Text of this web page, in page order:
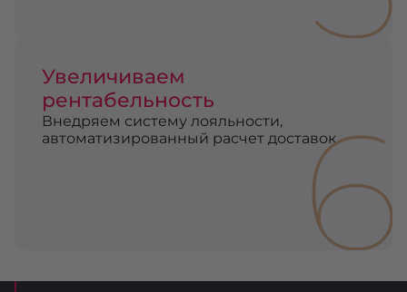
Увеличиваем
рентабельность
Внедряем систему лояльности,
автоматизированный расчет доставок6